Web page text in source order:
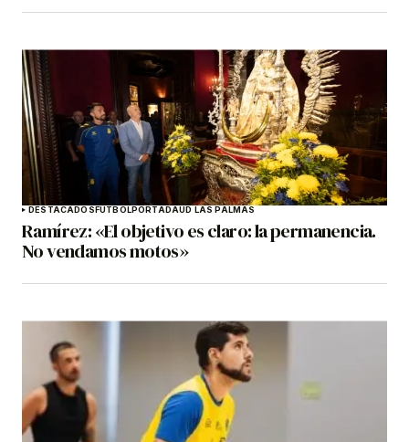
DESTACADOS FÚTBOLPORTADAUD LAS PALMAS
Ramírez: «El objetivo es claro: la permanencia.
No vendamos motos»